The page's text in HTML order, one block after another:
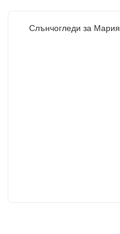
Слънчогледи за Мария